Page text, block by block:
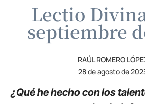
Lectio
septiembre
RAÚL ROMERO
28 de agosto de
¿Qué he hecho con los